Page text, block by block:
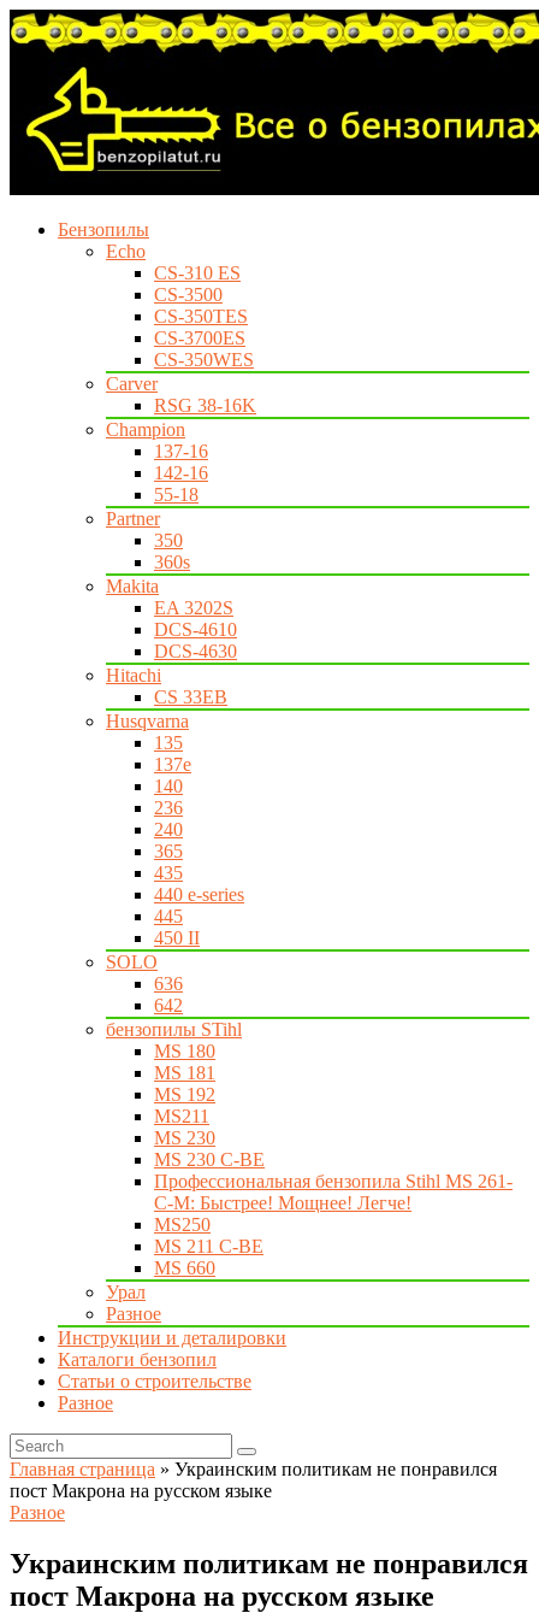
Бензопилы
Echo
CS-310 ES
CS-3500
CS-350TES
CS-3700ES
CS-350WES
Carver
RSG 38-16K
Champion
137-16
142-16
55-18
Partner
350
360s
Makita
EA 3202S
DCS-4610
DCS-4630
Hitachi
CS 33EB
Husqvarna
135
137e
140
236
240
365
435
440 e-series
445
450 II
SOLO
636
642
бензопилы STihl
MS 180
MS 181
MS 192
MS211
MS 230
MS 230 C-BE
Профессиональная бензопила Stihl MS 261-
C-M: Быстрее! Мощнее! Легче!
MS250
MS 211 C-BE
MS 660
Урал
Разное
Инструкции и деталировки
Каталоги бензопил
Статьи о строительстве
Разное
Главная страница » Украинским политикам не понравился
пост Макрона на русском языке
Разное
Украинским политикам не понравился
пост Макрона на русском языке